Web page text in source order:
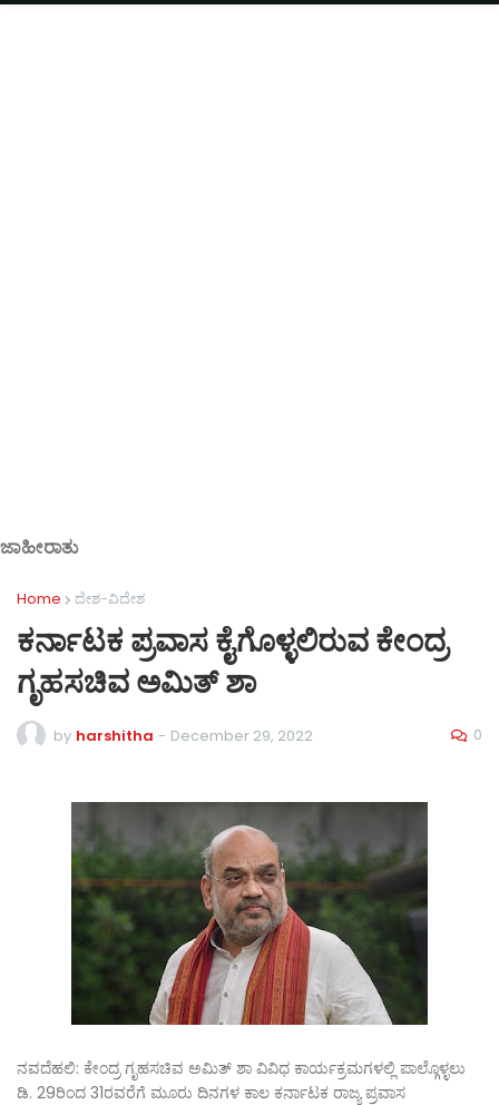
ಜಾಹೀರಾತು
Home ದೇಶ-ವಿದೇಶ
ಕರ್ನಾಟಕ ಪ್ರವಾಸ ಕೈಗೊಳ್ಳಲಿರುವ ಕೇಂದ್ರ
ಗೃಹಸಚಿವ ಅಮಿತ್ ಶಾ
by harshitha - December 29, 2022 0
ನವದೆಹಲಿ: ಕೇಂದ್ರ ಗೃಹಸಚಿವ ಅಮಿತ್ ಶಾ ವಿವಿಧ ಕಾರ್ಯಕ್ರಮಗಳಲ್ಲಿ ಪಾಲ್ಗೊಳ್ಳಲು
ಡಿ. 29ರಿಂದ 31ರವರೆಗೆ ಮೂರು ದಿನಗಳ ಕಾಲ ಕರ್ನಾಟಕ ರಾಜ್ಯ ಪ್ರವಾಸ